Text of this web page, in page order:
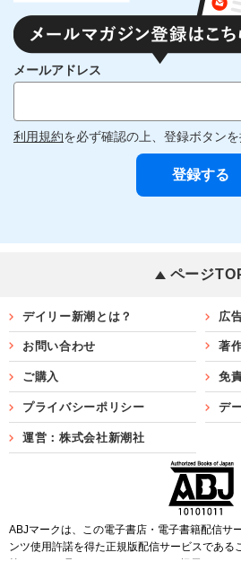
メールアドレス
利用規約を必ず確認の上、登録ボタンを
ページ
デイリー新潮とは？ 広
お問い合わせ 著
ご購入 免
プライバシーポリシー デ
運営：株式会社新潮社
ABJマークは、この電子書店・電子書籍配信サ
ンツ使用許諾を得た正規版配信サービスである